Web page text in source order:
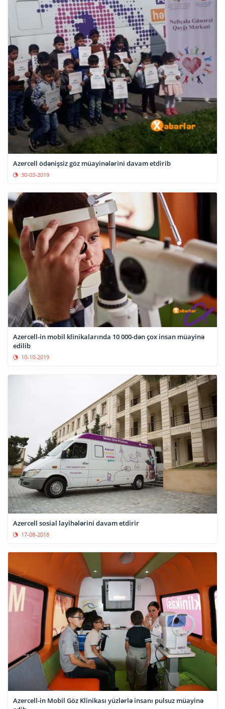
Azercell ödənişsiz göz müayinələrini davam etdirib
30-03-2019
Azercell-in mobil klinikalarında 10 000-dən çox insan müayinə
edilib
10-10-2019
Azercell sosial layihələrini davam etdirir
17-08-2018
Azercell-in Mobil Göz Klinikası yüzlərlə insanı pulsuz müayinə